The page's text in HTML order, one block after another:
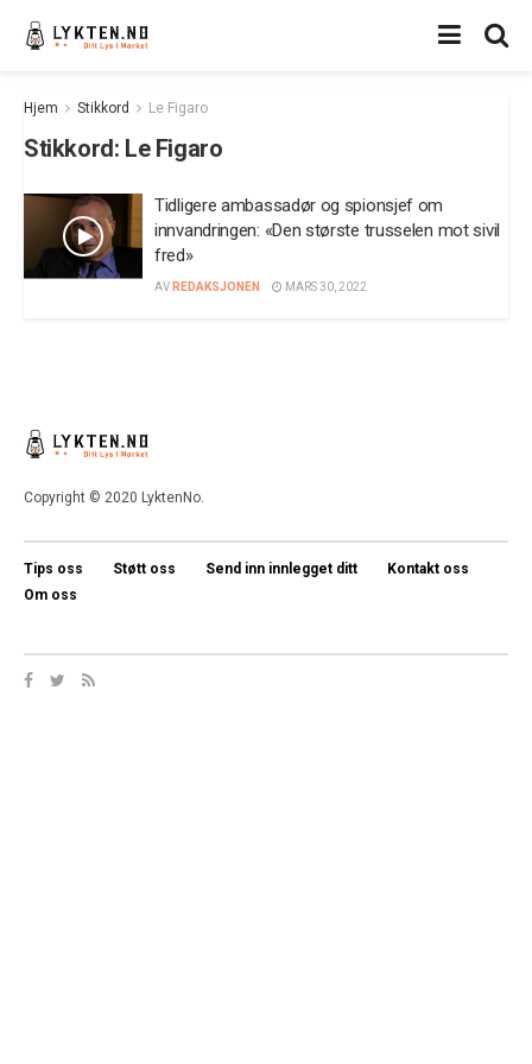
Hjem Stikkord Le Figaro
Stikkord: Le Figaro
Tidligere ambassadør og spionsjef om
innvandringen: «Den største trusselen mot sivil
fred»
AV REDAKSJONEN MARS 30, 2022
Copyright © 2020 LyktenNo.
Tips oss Støtt oss Send inn innlegget ditt
Kontakt oss
Om oss